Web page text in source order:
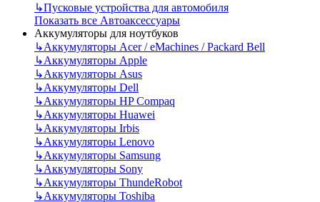
↳Пусковые устройства для автомобиля
Показать все Автоаксессуары
Аккумуляторы для ноутбуков
↳Аккумуляторы Acer / eMachines / Packard Bell
↳Аккумуляторы Apple
↳Аккумуляторы Asus
↳Аккумуляторы Dell
↳Аккумуляторы HP Compaq
↳Аккумуляторы Huawei
↳Аккумуляторы Irbis
↳Аккумуляторы Lenovo
↳Аккумуляторы Samsung
↳Аккумуляторы Sony
↳Аккумуляторы ThundeRobot
↳Аккумуляторы Toshiba